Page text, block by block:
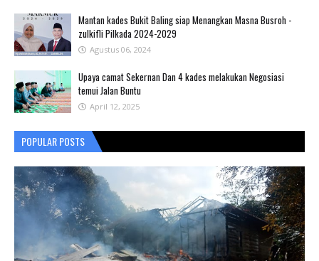
Mantan kades Bukit Baling siap Menangkan Masna Busroh -
zulkifli Pilkada 2024-2029
Agustus 06, 2024
Upaya camat Sekernan Dan 4 kades melakukan Negosiasi
temui Jalan Buntu
April 12, 2025
POPULAR POSTS